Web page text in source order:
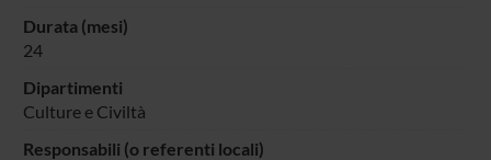
Durata (mesi)
24
Dipartimenti
Culture e Civiltà
Responsabili (o referenti locali)